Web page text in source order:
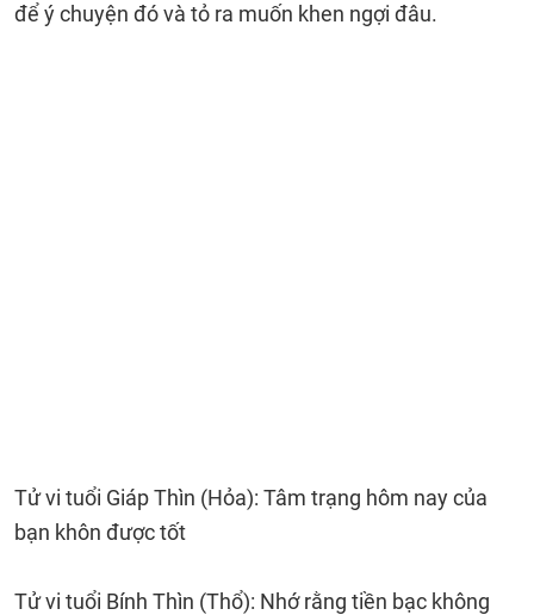
để ý chuyện đó và tỏ ra muốn khen ngợi đâu.
Tử vi tuổi Giáp Thìn (Hỏa): Tâm trạng hôm nay của
bạn khôn được tốt
Tử vi tuổi Bính Thìn (Thổ): Nhớ rằng tiền bạc không